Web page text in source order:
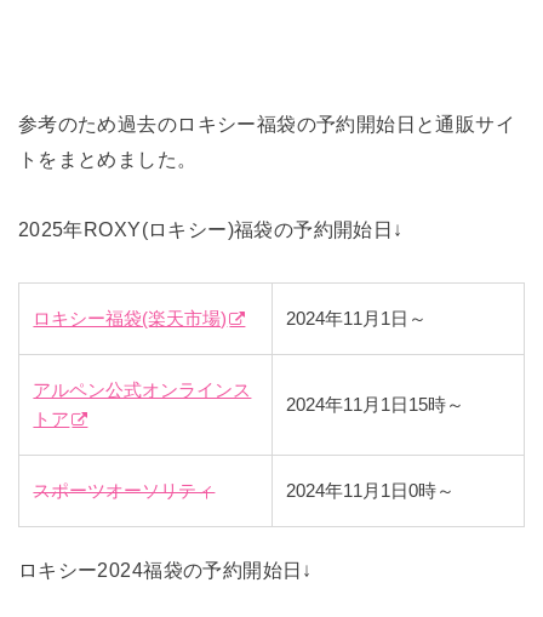
参考のため過去のロキシー福袋の予約開始日と通販サイ
トをまとめました。
2025年ROXY(ロキシー)福袋の予約開始日↓
ロキシー福袋(楽天市場) 2024年11月1日～
アルペン公式オンラインス
トア
2024年11月1日15時～
スポーツオーソリティ 2024年11月1日0時～
ロキシー2024福袋の予約開始日↓